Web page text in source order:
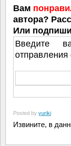
Вам
автора?
Или
Введите
отправления
Posted by yuriki
Извините, в